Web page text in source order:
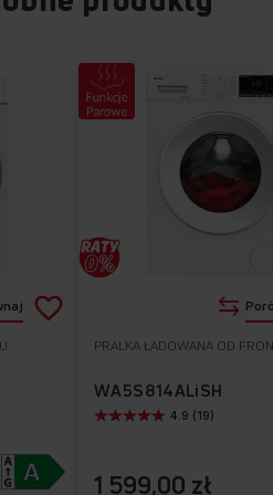
Dodaj
ulubionych
PRALKA ŁADOWANA OD
WA5S814ALiSH
4.9 (19)
1 599,00 zł